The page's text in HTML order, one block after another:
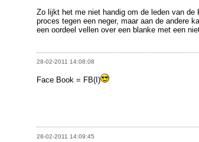
Zo lijkt het me niet handig om de leden van de
proces tegen een neger, maar aan de andere
een oordeel vellen over een blanke met een
28-02-2011 14:08:08
Face Book = FB(I)
28-02-2011 14:09:45